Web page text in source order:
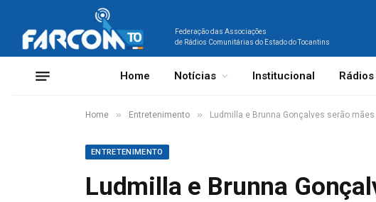
Federação das Associações
de Rádios Comunitárias do Estado do Tocantins
Home Notícias Institucional
Home » Entretenimento » Ludmilla e Brunna Gonçalves serão
ENTRETENIMENTO
Ludmilla e Brunna